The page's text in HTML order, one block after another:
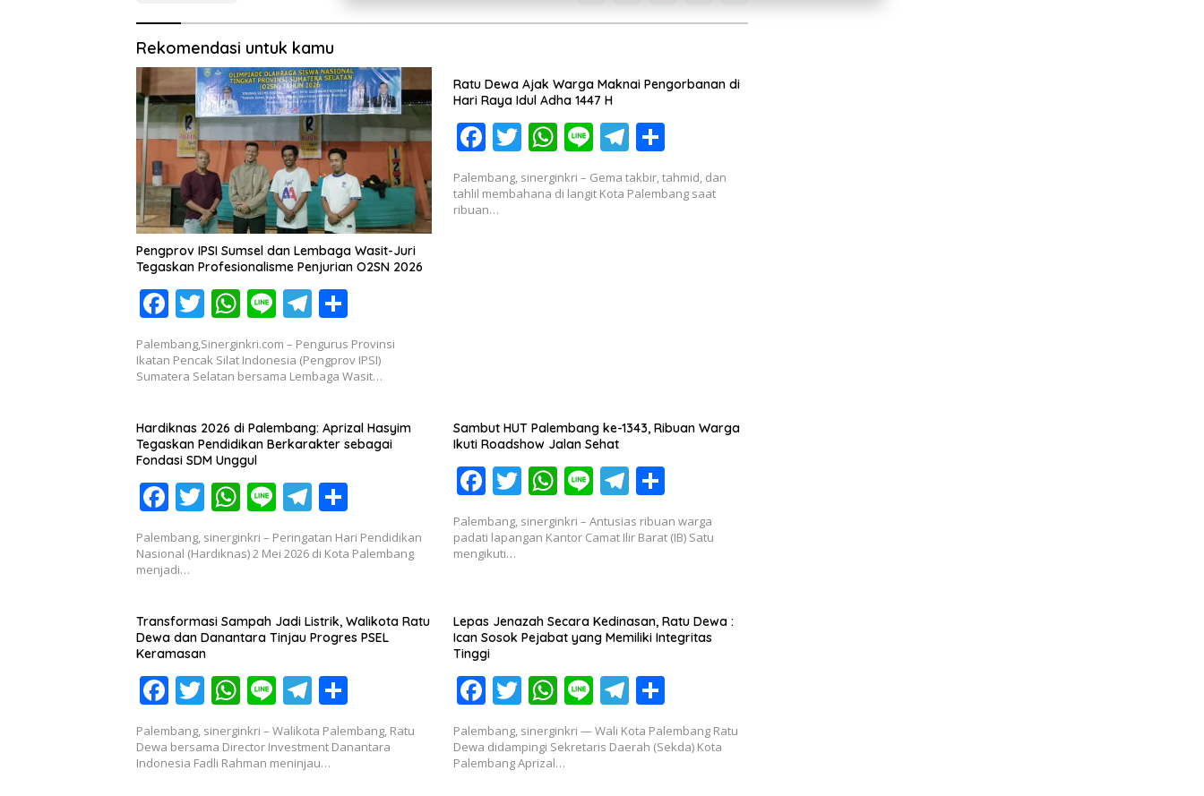
Rekomendasi untuk kamu
Pengprov IPSI Sumsel dan Lembaga Wasit-Juri
Tegaskan Profesionalisme Penjurian O2SN 2026
F
ac
e
b
o
o
k
T
w
itt
er
W
h
at
s
A
p
p
Li
n
e
T
el
e
gr
a
m
h
ar
e
Palembang,Sinerginkri.com – Pengurus Provinsi
Ikatan Pencak Silat Indonesia (Pengprov IPSI)
Sumatera Selatan bersama Lembaga Wasit…
Ratu Dewa Ajak Warga Maknai Pengorbanan di
Hari Raya Idul Adha 1447 H
F
ac
e
b
T
w
itt
W
h
at
Li
n
e
T
el
e
S
h
ar
Palembang, sinerginkri – Gema takbir, tahmid, dan
tahlil membahana di langit Kota Palembang saat
ribuan…
Hardiknas 2026 di Palembang: Aprizal Hasyim
Tegaskan Pendidikan Berkarakter sebagai
Fondasi SDM Unggul
F
ac
e
b
o
o
k
T
w
itt
W
h
at
A
p
p
Li
n
e
T
el
e
a
m
h
ar
Palembang, sinerginkri – Peringatan Hari Pendidikan
Nasional (Hardiknas) 2 Mei 2026 di Kota Palembang
menjadi…
Sambut HUT Palembang ke-1343, Ribuan Warga
Ikuti Roadshow Jalan Sehat
F
ac
e
b
o
k
T
w
itt
W
h
at
p
p
Li
n
e
T
el
e
m
S
h
ar
Palembang, sinerginkri – Antusias ribuan warga
padati lapangan Kantor Camat Ilir Barat (IB) Satu
mengikuti…
Transformasi Sampah Jadi Listrik, Walikota Ratu
Dewa dan Danantara Tinjau Progres PSEL
Keramasan
F
ac
e
b
T
w
itt
er
W
h
at
s
Li
n
e
T
el
e
gr
h
ar
Palembang, sinerginkri – Walikota Palembang, Ratu
Dewa bersama Director Investment Danantara
Indonesia Fadli Rahman meninjau…
Lepas Jenazah Secara Kedinasan, Ratu Dewa :
Ican Sosok Pejabat yang Memiliki Integritas
Tinggi
F
ac
e
b
T
w
itt
er
W
h
at
s
Li
n
e
T
el
e
S
h
ar
Palembang, sinerginkri — Wali Kota Palembang Ratu
Dewa didampingi Sekretaris Daerah (Sekda) Kota
Palembang Aprizal…